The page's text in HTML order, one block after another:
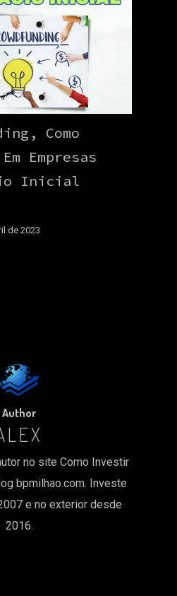
Como
Empresas
Inicial
de 2023
Author
no site Como Investir
bpmilhao.com. Investe
e no exterior desde
2016.